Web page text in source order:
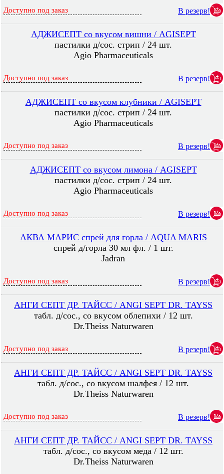
Доступно под заказ В резерв!
АДЖИСЕПТ со вкусом вишни / AGISEPT
пастилки д/сос. стрип / 24 шт.
Agio Pharmaceuticals
Доступно под заказ В резерв!
АДЖИСЕПТ со вкусом клубники / AGISEPT
пастилки д/сос. стрип / 24 шт.
Agio Pharmaceuticals
Доступно под заказ В резерв!
АДЖИСЕПТ со вкусом лимона / AGISEPT
пастилки д/сос. стрип / 24 шт.
Agio Pharmaceuticals
Доступно под заказ В резерв!
АКВА МАРИС спрей для горла / AQUA MARIS
спрей д/горла 30 мл фл. / 1 шт.
Jadran
Доступно под заказ В резерв!
АНГИ СЕПТ ДР. ТАЙСС / ANGI SEPT DR. TAYSS
табл. д/сос., со вкусом облепихи / 12 шт.
Dr.Theiss Naturwaren
Доступно под заказ В резерв!
АНГИ СЕПТ ДР. ТАЙСС / ANGI SEPT DR. TAYSS
табл. д/сос., со вкусом шалфея / 12 шт.
Dr.Theiss Naturwaren
Доступно под заказ В резерв!
АНГИ СЕПТ ДР. ТАЙСС / ANGI SEPT DR. TAYSS
табл. д/сос., со вкусом меда / 12 шт.
Dr.Theiss Naturwaren